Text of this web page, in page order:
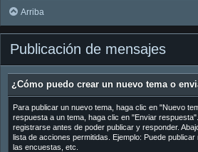
Arriba
Publicación de mensajes
¿Cómo puedo crear un nuevo tema o
Para publicar un nuevo tema, haga clic en "Nuevo
respuesta a un tema, haga clic en "Enviar
registrarse antes de poder publicar y responder.
lista de acciones permitidas. Ejemplo: Puede
las encuestas, etc.